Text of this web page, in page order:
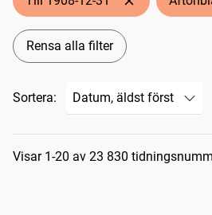
Rensa alla filter
Sortera:
Sökresultat
Visar 1-20 av 23 830